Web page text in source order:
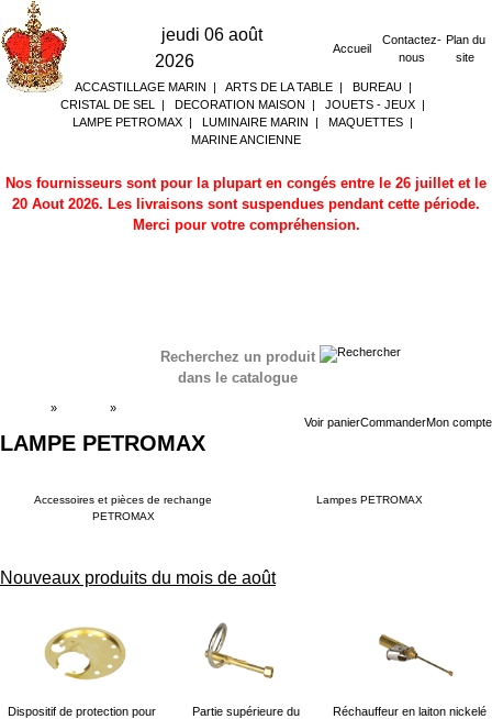
jeudi 06 août
2026
Accueil
Contactez-
nous
Plan du
site
ACCASTILLAGE MARIN | ARTS DE LA TABLE| BUREAU|
CRISTAL DE SEL
| DECORATION MAISON | JOUETS - JEUX |
LAMPE PETROMAX | LUMINAIRE MARIN | MAQUETTES |
MARINE ANCIENNE
Nos fournisseurs sont pour la plupart en congés entre le 26 juillet et le
20 Aout 2026. Les livraisons sont suspendues pendant cette période.
Merci pour votre compréhension.
Recherchez un produit
dans le catalogue
Voir panierCommanderMon compte
» »
LAMPE PETROMAX
Accessoires et pièces de rechange
PETROMAX
Lampes PETROMAX
Nouveaux produits du mois de août
Dispositif de protection pour
Partie supérieure du
Réchauffeur en laiton nickelé